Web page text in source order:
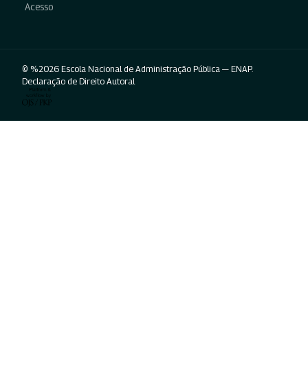
Acesso
© %2026 Escola Nacional de Administração Pública — ENAP.
Declaração de Direito Autoral